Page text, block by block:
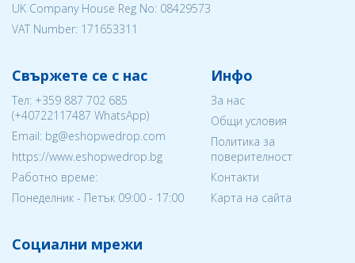
UK Company House Reg No: 08429573
VAT Number: 171653311
Свържете се с нас
Тел: +359 887 702 685
(+40722117487 WhatsApp)
Email: bg@eshopwedrop.com
https://www.eshopwedrop.bg
Работно време:
Понеделник - Петък 09:00 - 17:00
Инфо
За нас
Общи условия
Политика за
поверителност
Контакти
Карта на сайта
Социални мрежи